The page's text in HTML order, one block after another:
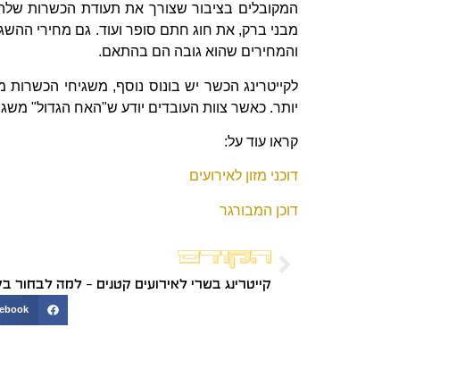
המקובלים בציבור שצורך את תעודת הכשרות
מבני ברק, את חוג חתם סופר ועוד. גם מחירי
והמחירים שהוא גובה הם בהתאם.
לקייטרינג הכשר יש בונוס נוסף, משגיחי הכשרות
יותר. כאשר צוות העובדים יודע ש"האח הגדול"
קראו עוד על:
דוכני מזון לאירועים
דוכן המבורגר
הקודם
קייטרינג בשרי לאירועים קטנים – למה לבחור